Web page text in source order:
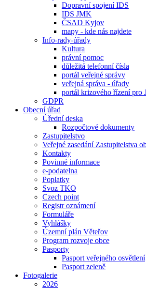
Dopravní spojení IDS
IDS JMK
ČSAD Kyjov
mapy - kde nás najdete
Info-rady-úřady
Kultura
právní pomoc
důležitá telefonní čísla
portál veřejné správy
veřejná správa - úřady
portál krizového řízení pro
GDPR
Obecní úřad
Úřední deska
Rozpočtové dokumenty
Zastupitelstvo
Veřejné zasedání Zastupitelstva
Kontakty
Povinné informace
e-podatelna
Poplatky
Svoz TKO
Czech point
Registr oznámení
Formuláře
Vyhlášky
Územní plán Věteřov
Program rozvoje obce
Pasporty
Pasport veřejného osvětlení
Pasport zeleně
Fotogalerie
2026